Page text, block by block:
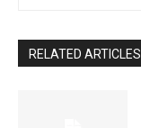
RELATED ARTICLES